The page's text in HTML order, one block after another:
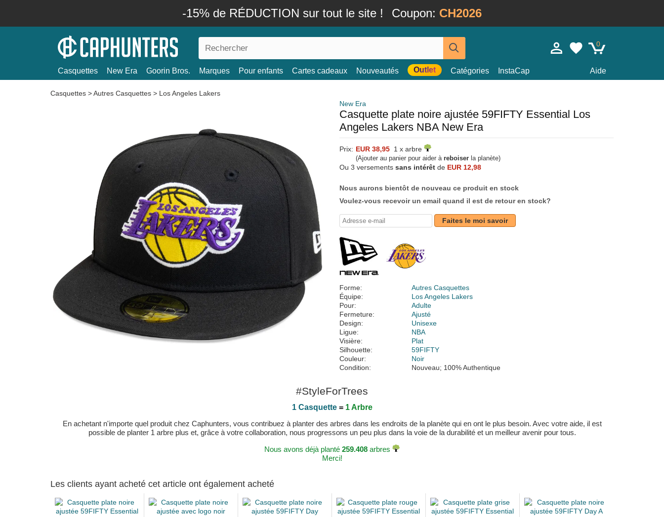
-15% de RÉDUCTION sur tout le site ! Coupon: CH2026
0
Casquettes New Era Goorin Bros. Marques Pour enfants Cartes cadeaux Nouveautés Outlet Catégories InstaCap Aide
Casquettes >Autres Casquettes > Los Angeles Lakers
New Era
Casquette plate noire ajustée 59FIFTY Essential Los
Angeles Lakers NBA New Era
Prix: EUR 38,95 1 x arbre
(Ajouter au panier pour aider à reboiser la planète)
Ou 3 versements sans intérêt de EUR 12,98
Nous aurons bientôt de nouveau ce produit en stock
Voulez-vous recevoir un email quand il est de retour en stock?
Faites le moi savoir
Forme:
Autres Casquettes
Équipe:
Los Angeles Lakers
Pour:
Adulte
Fermeture:
Ajusté
Design:
Unisexe
Ligue:
NBA
Visière:
Plat
Silhouette:
59FIFTY
Couleur:
Noir
Condition:
Nouveau; 100% Authentique
#StyleForTrees
1 Casquette= 1 Arbre
En achetant n'importe quel produit chez Caphunters, vous contribuez à planter des arbres dans les endroits de la planète qui en ont le plus besoin. Avec votre aide, il est
possible de planter 1 arbre plus et, grâce à votre collaboration, nous progressons un peu plus dans la voie de la durabilité et un meilleur avenir pour tous.
Nous avons déjà planté 259.408 arbres
Merci!
Les clients ayant acheté cet article ont également acheté